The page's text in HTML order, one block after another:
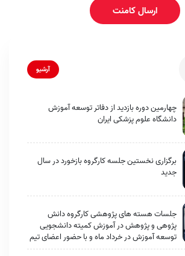
ارسال کامنت
آرشیو
چهارمین دوره بازدید از دفاتر توسعه آموزش
دانشگاه علوم پزشکی ایران
برگزاری نخستین جلسه کارگروه بازخورد در سال
جدید
جلسات هسته های پژوهشی کارگروه دانش
پژوهی و پژوهش در آموزش کمیته دانشجویی
توسعه آموزش در خرداد ماه و با حضور اعضای تیم
پژوهش و سرکار خانم دکتر زارعی (مسئول واحد